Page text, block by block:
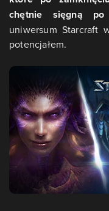
chętnie sięgną
uniwersum Starcraft
potencjałem.